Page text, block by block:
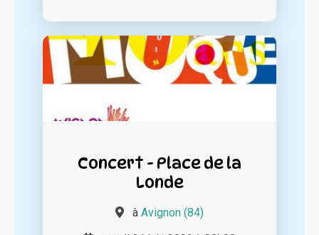
Concert - Place de la
Londe
à Avignon (84)